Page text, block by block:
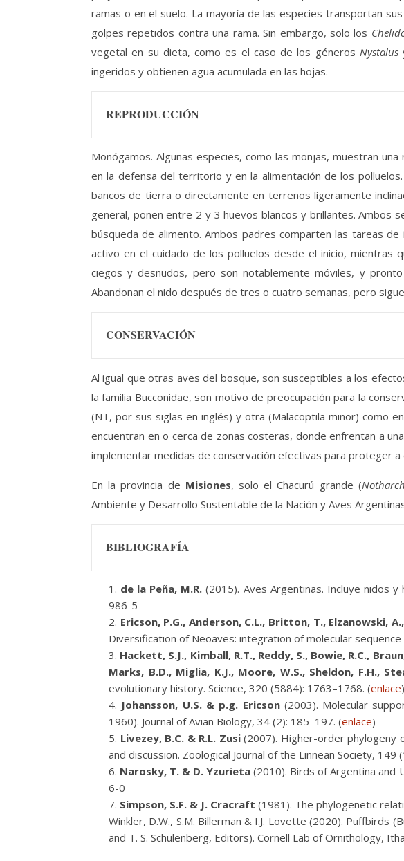
ramas o en el suelo. La mayoría de las especies transportan
golpes repetidos contra una rama. Sin embargo, solo los
vegetal en su dieta, como es el caso de los géneros Nystalus
ingeridos y obtienen agua acumulada en las hojas.
REPRODUCCIÓN
Monógamos. Algunas especies, como las monjas, muestran
en la defensa del territorio y en la alimentación de los
bancos de tierra o directamente en terrenos ligeramente
general, ponen entre 2 y 3 huevos blancos y brillantes. Ambos
búsqueda de alimento. Ambos padres comparten las tareas
activo en el cuidado de los polluelos desde el inicio, mientras
ciegos y desnudos, pero son notablemente móviles, y
Abandonan el nido después de tres o cuatro semanas, pero
CONSERVACIÓN
Al igual que otras aves del bosque, son susceptibles a los
la familia Bucconidae, son motivo de preocupación para la
(NT, por sus siglas en inglés) y otra (Malacoptila minor) como
encuentran en o cerca de zonas costeras, donde enfrentan a
implementar medidas de conservación efectivas para proteger
En la provincia de Misiones, solo el Chacurú grande (
Ambiente y Desarrollo Sustentable de la Nación y Aves
BIBLIOGRAFÍA
de la Peña, M.R. (2015). Aves Argentinas. Incluye nidos y
986-5
Ericson, P.G., Anderson, C.L., Britton, T., Elzanowski,
Diversification of Neoaves: integration of molecular
Hackett, S.J., Kimball, R.T., Reddy, S., Bowie, R.C.,
Marks, B.D., Miglia, K.J., Moore, W.S., Sheldon, F.H.,
evolutionary history. Science, 320 (5884): 1763–1768. (enlace)
Johansson, U.S. & p.g. Ericson(2003). Molecular
1960). Journal of Avian Biology, 34 (2): 185–197. (enlace)
Livezey, B.C. & R.L. Zusi(2007). Higher-order phylogeny
and discussion. Zoological Journal of the Linnean Society, 149
Narosky, T. & D. Yzurieta (2010). Birds of Argentina and
6-0
Simpson, S.F. & J. Cracraft (1981). The phylogenetic
Winkler, D.W., S.M. Billerman & I.J. Lovette (2020). Puffbirds
and T. S. Schulenberg, Editors). Cornell Lab of Ornithology,